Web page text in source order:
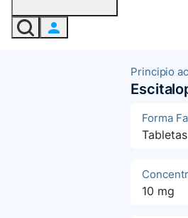
Principio
Forma
Tabletas
10 mg